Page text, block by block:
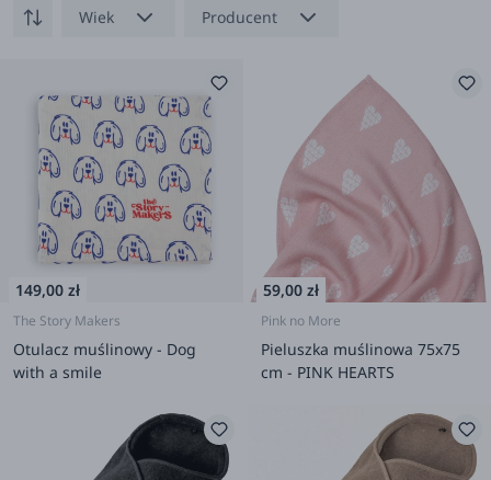
Wiek Producent
149,00 zł
The Story Makers
Otulacz muślinowy - Dog
with a smile
59,00 zł
Pink no More
Pieluszka muślinowa 75x75
cm - PINK HEARTS